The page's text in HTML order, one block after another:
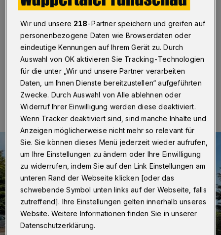
Wuppertal·Nach umfangreichen Vorabeiten startet
jetzt der Bau der Mehrfamilienhäuser auf dem Gelände
der früheren „Villa Foresta“.
16.08.2025 , 11:00 Uhr Eine Minute Lesezeit
Wir und unsere 218-Partner speichern und greifen auf
personenbezogene Daten wie Browserdaten oder
eindeutige Kennungen auf Ihrem Gerät zu. Durch
Auswahl von OK aktivieren Sie Tracking-Technologien
für die unter „Wir und unsere Partner verarbeiten
Daten, um Ihnen Dienste bereitzustellen“ aufgeführten
Zwecke. Durch Auswahl von Alle ablehnen oder
Widerruf Ihrer Einwilligung werden diese deaktiviert.
Wenn Tracker deaktiviert sind, sind manche Inhalte und
Anzeigen möglicherweise nicht mehr so relevant für
Sie. Sie können dieses Menü jederzeit wieder aufrufen,
um Ihre Einstellungen zu ändern oder Ihre Einwilligung
zu widerrufen, indem Sie auf den Link Einstellungen am
unteren Rand der Webseite klicken [oder das
schwebende Symbol unten links auf der Webseite, falls
zutreffend]. Ihre Einstellungen gelten innerhalb unseres
Website. Weitere Informationen finden Sie in unserer
Datenschutzerklärung.